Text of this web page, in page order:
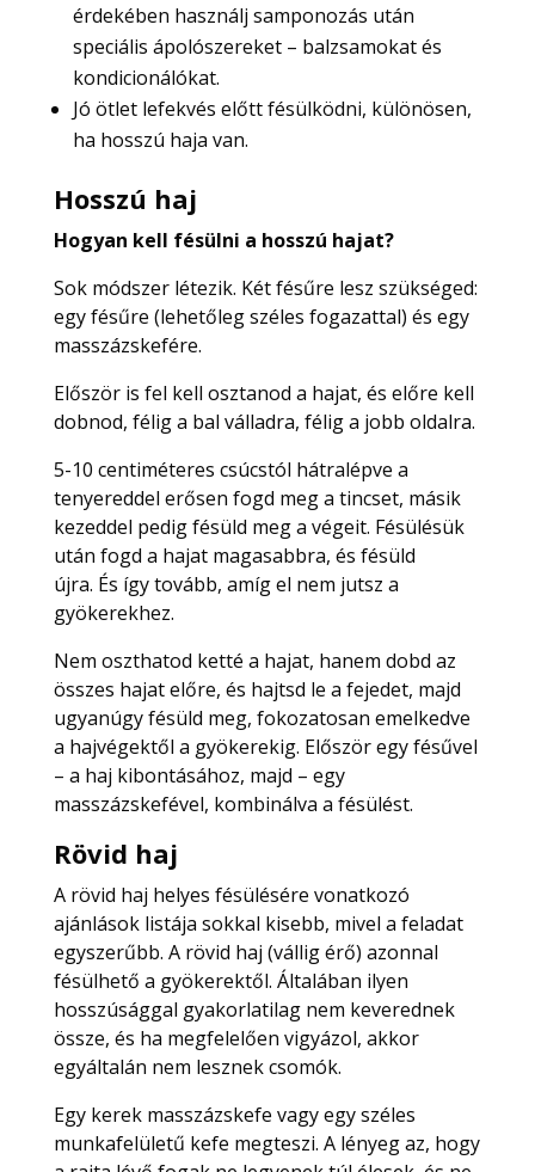
érdekében használj samponozás után
speciális ápolószereket – balzsamokat és
kondicionálókat.
Jó ötlet lefekvés előtt fésülködni, különösen,
ha hosszú haja van.
Hosszú haj
Hogyan kell fésülni a hosszú hajat?
Sok módszer létezik. Két fésűre lesz szükséged:
egy fésűre (lehetőleg széles fogazattal) és egy
masszázskefére.
Először is fel kell osztanod a hajat, és előre kell
dobnod, félig a bal válladra, félig a jobb oldalra.
5-10 centiméteres csúcstól hátralépve a
tenyereddel erősen fogd meg a tincset, másik
kezeddel pedig fésüld meg a végeit. Fésülésük
után fogd a hajat magasabbra, és fésüld
újra. És így tovább, amíg el nem jutsz a
gyökerekhez.
Nem oszthatod ketté a hajat, hanem dobd az
összes hajat előre, és hajtsd le a fejedet, majd
ugyanúgy fésüld meg, fokozatosan emelkedve
a hajvégektől a gyökerekig. Először egy fésűvel
– a haj kibontásához, majd – egy
masszázskefével, kombinálva a fésülést.
Rövid haj
A rövid haj helyes fésülésére vonatkozó
ajánlások listája sokkal kisebb, mivel a feladat
egyszerűbb. A rövid haj (vállig érő) azonnal
fésülhető a gyökerektől. Általában ilyen
hosszúsággal gyakorlatilag nem keverednek
össze, és ha megfelelően vigyázol, akkor
egyáltalán nem lesznek csomók.
Egy kerek masszázskefe vagy egy széles
munkafelületű kefe megteszi. A lényeg az, hogy